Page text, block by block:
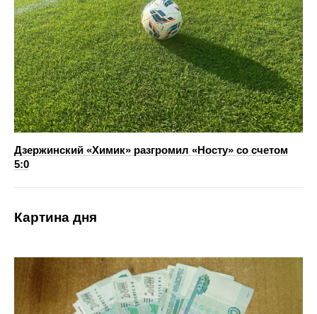
Дзержинский «Химик» разгромил «Носту» со счетом
5:0
Картина дня